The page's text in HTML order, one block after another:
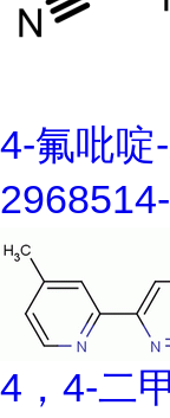
4-氟吡啶
4，4-二